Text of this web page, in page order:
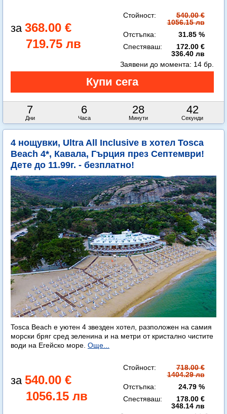
368.00 €
719.75 лв
Стойност:
540.00 €
1056.15 лв
Отстъпка:
31.85 %
Спестяваш:
172.00 €
336.40 лв
7
Дни
6
Часа
28
Минути
42
Секунди
Заявени до момента: 14 бр.
4 нощувки, Ultra All Inclusive в хотел Tosca
Beach 4*, Кавала, Гърция през Септември!
Дете до 11.99г. - безплатно!
Tosca Beach е уютен 4 звезден хотел, разположен на самия
морски бряг сред зеленина и на метри от кристално чистите
води на Егейско море. Още...
540.00 €
1056.15 лв
Стойност:
718.00 €
1404.29 лв
Отстъпка:
24.79 %
Спестяваш:
178.00 €
348.14 лв